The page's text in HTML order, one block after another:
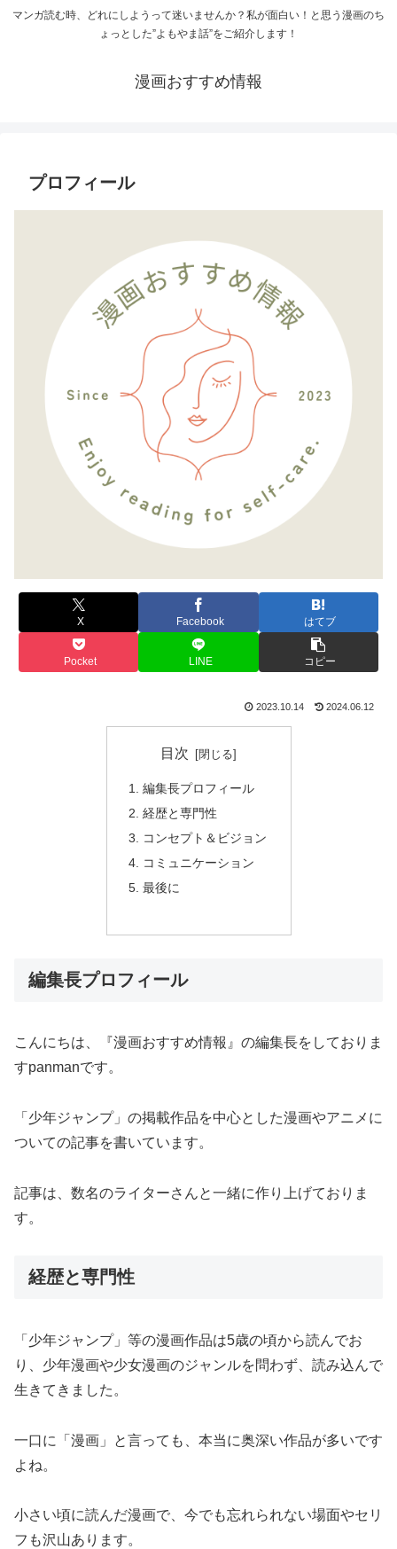
マンガ読む時、どれにしようって迷いませんか？私が面白い！と思う漫画のち
ょっとした”よもやま話”をご紹介します！
漫画おすすめ情報
プロフィール
X Facebook はてブ
Pocket LINE コピー
2023.10.14 2024.06.12
目次
編集長プロフィール
経歴と専門性
コンセプト＆ビジョン
コミュニケーション
最後に
編集長プロフィール
こんにちは、『漫画おすすめ情報』の編集長をしておりま
すpanmanです。
「少年ジャンプ」の掲載作品を中心とした漫画やアニメに
ついての記事を書いています。
記事は、数名のライターさんと一緒に作り上げておりま
す。
経歴と専門性
「少年ジャンプ」等の漫画作品は5歳の頃から読んでお
り、少年漫画や少女漫画のジャンルを問わず、読み込んで
生きてきました。
一口に「漫画」と言っても、本当に奥深い作品が多いです
よね。
小さい頃に読んだ漫画で、今でも忘れられない場面やセリ
フも沢山あります。